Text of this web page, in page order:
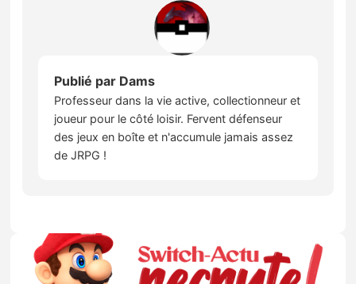
Publié par Dams
Professeur dans la vie active, collectionneur et
joueur pour le côté loisir. Fervent défenseur
des jeux en boîte et n'accumule jamais assez
de JRPG !